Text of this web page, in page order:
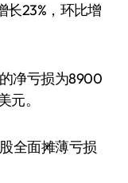
长23%，环比增
净亏损为8900
元。
全面摊薄亏损